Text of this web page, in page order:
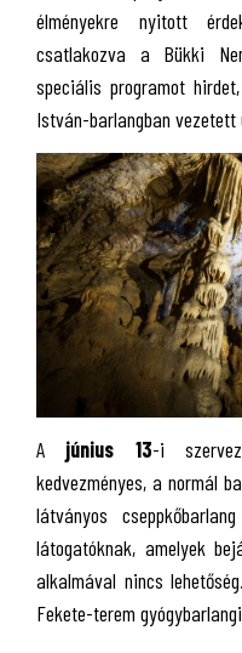
élményekre nyitott
csatlakozva a Bükki
speciális programot
István-barlangban vezetett
A június 13-i
kedvezményes, a normál
látványos
látogatóknak, amelyek
alkalmával nincs
Fekete-terem